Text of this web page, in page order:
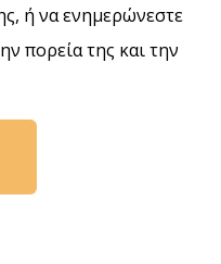
ή να ενημερώνεστε
πορεία της και την